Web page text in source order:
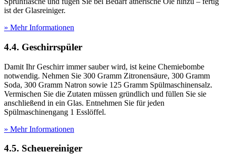
ist der Glasreiniger.
» Mehr Informationen
4.4. Geschirrspüler
Damit Ihr Geschirr immer sauber wird, ist keine Chemiebombe
notwendig. Nehmen Sie 300 Gramm Zitronensäure, 300 Gramm
Soda, 300 Gramm Natron sowie 125 Gramm Spülmaschinensalz.
Vermischen Sie die Zutaten müssen gründlich und füllen Sie sie
anschließend in ein Glas. Entnehmen Sie für jeden
Spülmaschinengang 1 Esslöffel.
» Mehr Informationen
4.5. Scheuereiniger